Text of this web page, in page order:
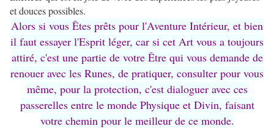
et douces possibles.
Alors si vous Êtes prêts pour l'Aventure Intérieur, et bien
il faut essayer l'Esprit léger, car si cet Art vous a toujours
attiré, c'est une partie de votre Être qui vous demande de
renouer avec les Runes, de pratiquer, consulter pour vous
même, pour la protection, c'est dialoguer avec ces
passerelles entre le monde Physique et Divin, faisant
votre chemin pour le meilleur de ce monde.